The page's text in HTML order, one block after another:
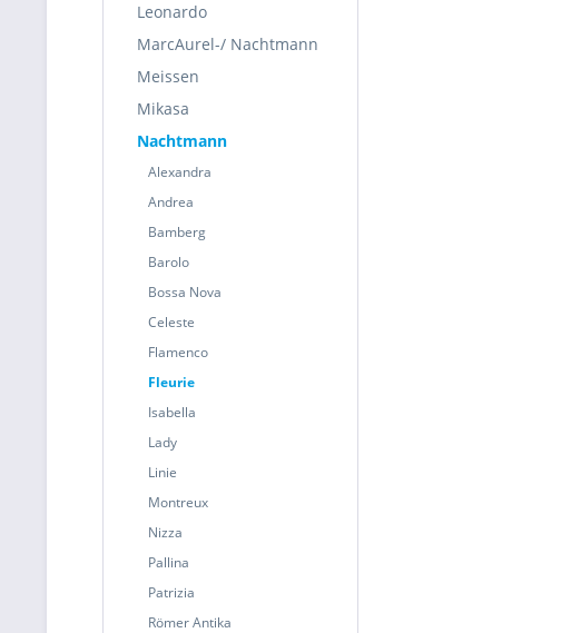
Leonardo
MarcAurel-/ Nachtmann
Meissen
Mikasa
Nachtmann
Alexandra
Andrea
Bamberg
Barolo
Bossa Nova
Celeste
Flamenco
Fleurie
Isabella
Lady
Linie
Montreux
Nizza
Pallina
Patrizia
Römer Antika